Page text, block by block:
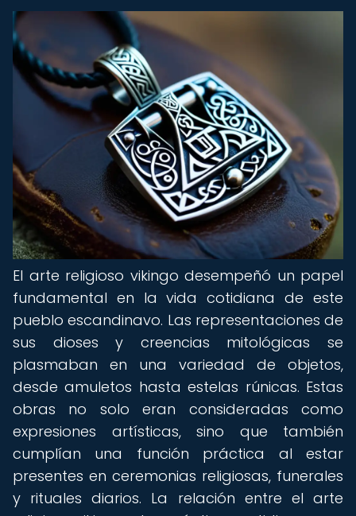
El arte religioso vikingo desempeñó un papel
fundamental en la vida cotidiana de este
pueblo escandinavo. Las representaciones de
sus dioses y creencias mitológicas se
plasmaban en una variedad de objetos,
desde amuletos hasta estelas rúnicas. Estas
obras no solo eran consideradas como
expresiones artísticas, sino que también
cumplían una función práctica al estar
presentes en ceremonias religiosas, funerales
y rituales diarios. La relación entre el arte